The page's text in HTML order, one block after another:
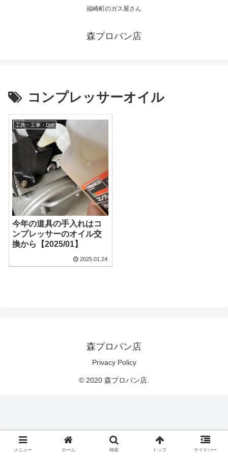
福崎町のガス屋さん
森プロパン店
コンプレッサーオイル
工具・工事・DIY
今年の道具の手入れはコ
ンプレッサーのオイル交
換から【2025/01】
2025.01.24
森プロパン店
Privacy Policy
© 2020 森プロパン店.
メニュー ホーム 検索 トップ サイドバー